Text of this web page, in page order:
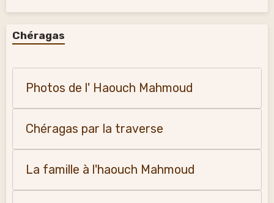
Chéragas
Photos de l' Haouch Mahmoud
Chéragas par la traverse
La famille à l'haouch Mahmoud